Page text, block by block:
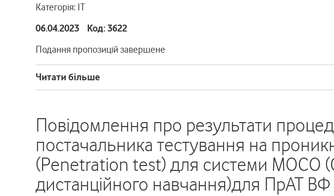
Категорія: ІТ
06.04.2023 Код: 3622
Подання пропозицій завершене
Читати більше
Повідомлення про результати
постачальника тестування на
(Penetration test) для системи MOCO
дистанційного навчання)для ПрАТ